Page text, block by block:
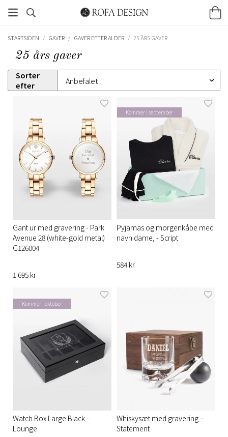
STARTSIDEN / GAVER / GAVER EFTER ALDER / 25 ÅRS GAVER
25 års gaver
Sorter
efter
Gant ur med gravering - Park
Avenue 28 (white-gold metal)
G126004
1 695 kr
Kommer i september
Pyjamas og morgenkåbe med
navn dame, - Script
584 kr
Kommer i oktober
Watch Box Large Black -
Lounge
Whiskysæt med gravering –
Statement